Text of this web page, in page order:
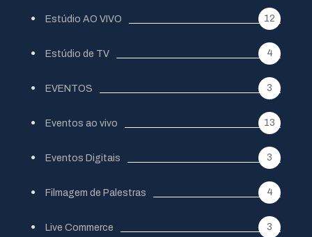
Estúdio AO VIVO 12
Estúdio de TV 4
EVENTOS 3
Eventos ao vivo 13
Eventos Digitais 3
Filmagem de Palestras 4
Live Commerce 3